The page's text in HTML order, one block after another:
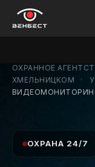
ОХРАННОЕ
ХМЕЛЬНИЦКОМ
ОХРАНА 24/7